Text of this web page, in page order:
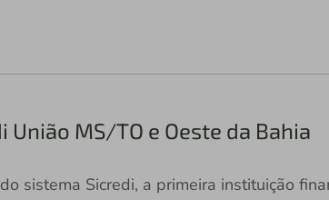
União MS/TO e Oeste da Bahia
sistema Sicredi, a primeira instituição